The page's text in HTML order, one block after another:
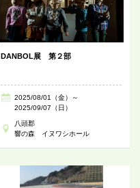
DANBOL展 第２部
2025/08/01（金）～
2025/09/07（日）
八頭郡
響の森 イヌワシホール